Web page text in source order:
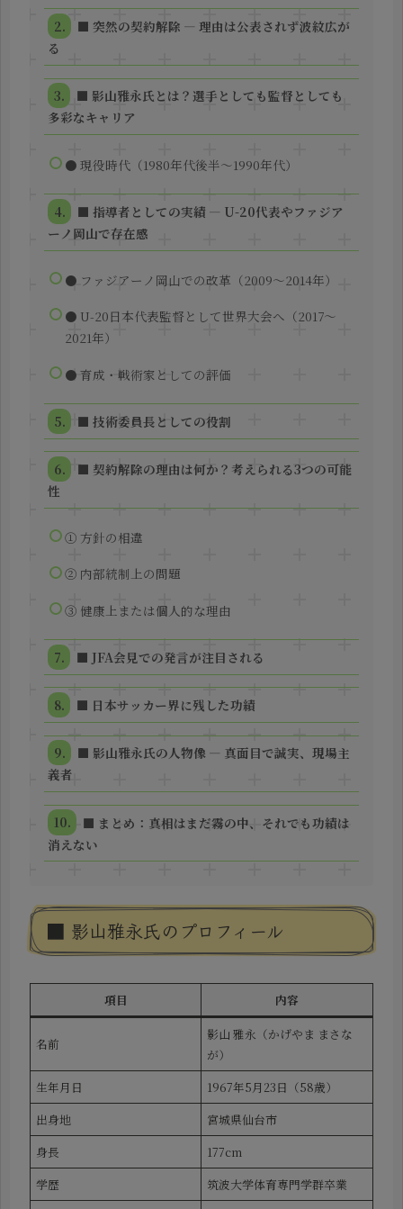
■ 突然の契約解除 ― 理由は公表されず波紋広が
る
■ 影山雅永氏とは？選手としても監督としても
多彩なキャリア
● 現役時代（1980年代後半〜1990年代）
■ 指導者としての実績 ― U-20代表やファジア
ーノ岡山で存在感
● ファジアーノ岡山での改革（2009〜2014年）
● U-20日本代表監督として世界大会へ（2017〜
2021年）
● 育成・戦術家としての評価
■ 技術委員長としての役割
■ 契約解除の理由は何か？考えられる3つの可能
性
① 方針の相違
② 内部統制上の問題
③ 健康上または個人的な理由
■ JFA会見での発言が注目される
■ 日本サッカー界に残した功績
■ 影山雅永氏の人物像 ― 真面目で誠実、現場主
義者
■ まとめ：真相はまだ霧の中、それでも功績は
消えない
■ 影山雅永氏のプロフィール
項目 内容
名前
影山 雅永（かげやま まさな
が）
生年月日
1967年5月23日（58歳）
出身地
宮城県仙台市
身長
177cm
学歴
筑波大学体育専門学群卒業